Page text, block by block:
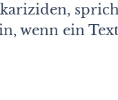
wenn ein